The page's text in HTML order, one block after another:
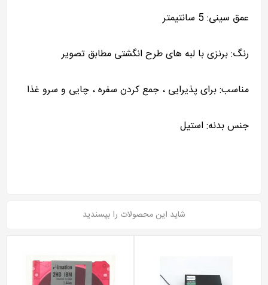
عمق سینی: 5 سانتیمتر
رنگ: برنزی با لبه های طرح انگشتی مطابق تصویر
مناسب: برای پذیرایی ، جمع کردن سفره ، چایی و سرو غذا
جنس بدنه: استیل
شاید این محصولات را بپسندید